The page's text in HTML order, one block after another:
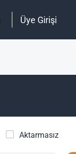
Üye Girişi
Aktarmasız